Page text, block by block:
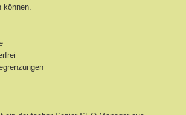
können.